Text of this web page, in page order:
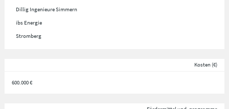
Dillig Ingenieure Simmern
ibs Energie
Stromberg
Kosten (€)
600.000 €